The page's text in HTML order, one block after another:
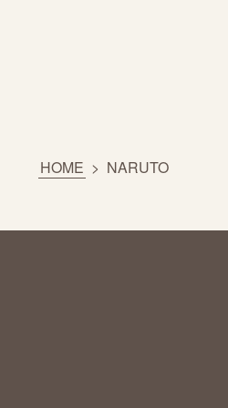
HOME > NARUTO